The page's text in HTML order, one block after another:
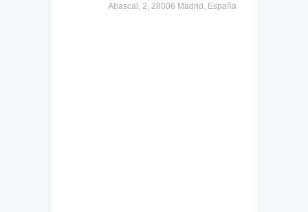
Abascal, 2, 28006 Madrid, España